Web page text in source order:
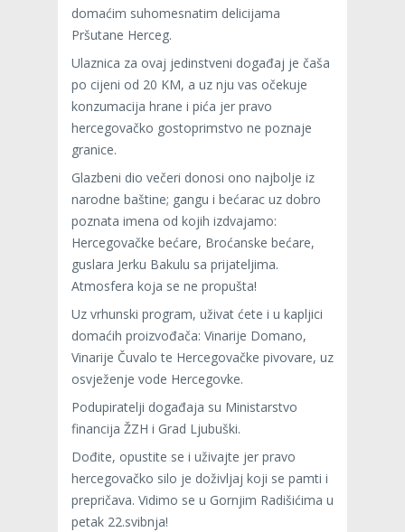
domaćim suhomesnatim delicijama
Pršutane Herceg.
Ulaznica za ovaj jedinstveni događaj je čaša
po cijeni od 20 KM, a uz nju vas očekuje
konzumacija hrane i pića jer pravo
hercegovačko gostoprimstvo ne poznaje
granice.
Glazbeni dio večeri donosi ono najbolje iz
narodne baštine; gangu i bećarac uz dobro
poznata imena od kojih izdvajamo:
Hercegovačke bećare, Broćanske bećare,
guslara Jerku Bakulu sa prijateljima.
Atmosfera koja se ne propušta!
Uz vrhunski program, uživat ćete i u kapljici
domaćih proizvođača: Vinarije Domano,
Vinarije Čuvalo te Hercegovačke pivovare, uz
osvježenje vode Hercegovke.
Podupiratelji događaja su Ministarstvo
financija ŽZH i Grad Ljubuški.
Dođite, opustite se i uživajte jer pravo
hercegovačko silo je doživljaj koji se pamti i
prepričava. Vidimo se u Gornjim Radišićima u
petak 22.svibnja!